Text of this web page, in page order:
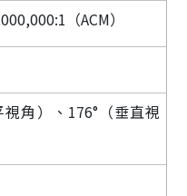
（ACM）
視角）、176°（垂直視